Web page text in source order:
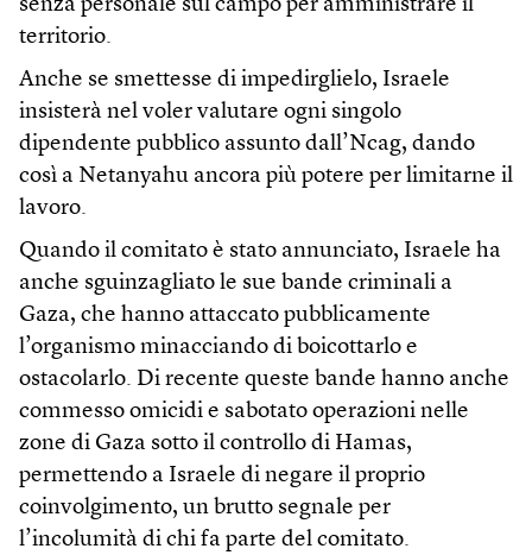
senza personale sul campo per amministrare il
territorio.
Anche se smettesse di impedirglielo, Israele
insisterà nel voler valutare ogni singolo
dipendente pubblico assunto dall’Ncag, dando
così a Netanyahu ancora più potere per limitarne il
lavoro.
Quando il comitato è stato annunciato, Israele ha
anche sguinzagliato le sue bande criminali a
Gaza, che hanno attaccato pubblicamente
l’organismo minacciando di boicottarlo e
ostacolarlo. Di recente queste bande hanno anche
commesso omicidi e sabotato operazioni nelle
zone di Gaza sotto il controllo di Hamas,
permettendo a Israele di negare il proprio
coinvolgimento, un brutto segnale per
l’incolumità di chi fa parte del comitato.